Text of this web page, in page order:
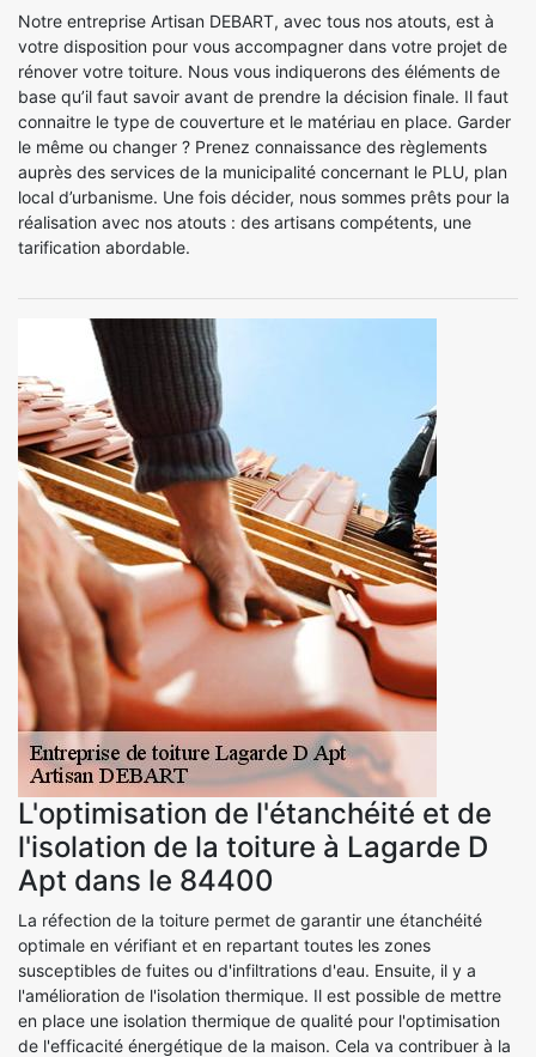
Notre entreprise Artisan DEBART, avec tous nos atouts, est à
votre disposition pour vous accompagner dans votre projet de
rénover votre toiture. Nous vous indiquerons des éléments de
base qu’il faut savoir avant de prendre la décision finale. Il faut
connaitre le type de couverture et le matériau en place. Garder
le même ou changer ? Prenez connaissance des règlements
auprès des services de la municipalité concernant le PLU, plan
local d’urbanisme. Une fois décider, nous sommes prêts pour la
réalisation avec nos atouts : des artisans compétents, une
tarification abordable.
L'optimisation de l'étanchéité et de
l'isolation de la toiture à Lagarde D
Apt dans le 84400
La réfection de la toiture permet de garantir une étanchéité
optimale en vérifiant et en repartant toutes les zones
susceptibles de fuites ou d'infiltrations d'eau. Ensuite, il y a
l'amélioration de l'isolation thermique. Il est possible de mettre
en place une isolation thermique de qualité pour l'optimisation
de l'efficacité énergétique de la maison. Cela va contribuer à la